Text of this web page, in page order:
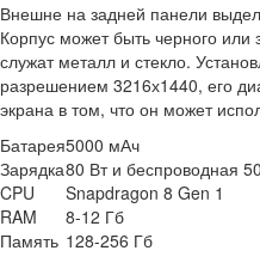
Внешне на задней панели
Корпус может быть черного
служат металл и стекло.
разрешением 3216х1440, его
экрана в том, что он может
Батарея5000 мАч
Зарядка80 Вт и беспроводная
CPU
Snapdragon 8 Gen 1
RAM
8-12 Гб
Память 128-256 Гб